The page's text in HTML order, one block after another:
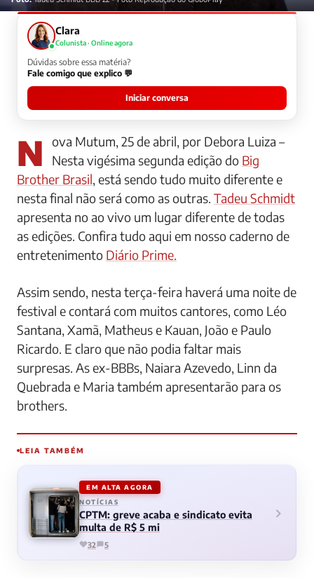
Clara
Colunista · Online agora
Dúvidas sobre essa matéria?
Fale comigo que explico 💬
Iniciar conversa
Nova Mutum, 25 de abril, por Debora Luiza – Nesta vigésima segunda edição do Big
Brother Brasil, está sendo tudo muito diferente e
nesta final não será como as outras. Tadeu Schmidt
apresenta no ao vivo um lugar diferente de todas
as edições. Confira tudo aqui em nosso caderno de
entretenimento Diário Prime.
Assim sendo, nesta terça-feira haverá uma noite de
festival e contará com muitos cantores, como Léo
Santana, Xamã, Matheus e Kauan, João e Paulo
Ricardo. E claro que não podia faltar mais
surpresas. As ex-BBBs, Naiara Azevedo, Linn da
Quebrada e Maria também apresentarão para os
brothers.
LEIA TAMBÉM
EM ALTA AGORA
NOTÍCIAS
CPTM: greve acaba e sindicato evita
multa de R$ 5 mi
32 5